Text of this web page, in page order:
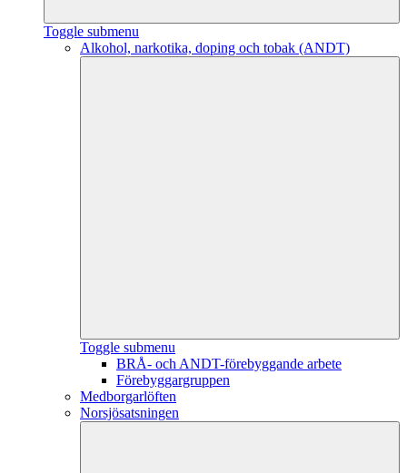
Toggle submenu
Alkohol, narkotika, doping och tobak (ANDT)
Toggle submenu
BRÅ- och ANDT-förebyggande arbete
Förebyggargruppen
Medborgarlöften
Norsjösatsningen